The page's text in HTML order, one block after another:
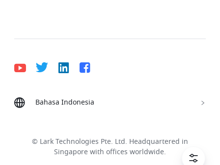
Bahasa Indonesia
Tiếng Việt
ไทย 한국어 日本語
中文
© Lark Technologies Pte. Ltd. Headquartered in
Singapore with offices worldwide.